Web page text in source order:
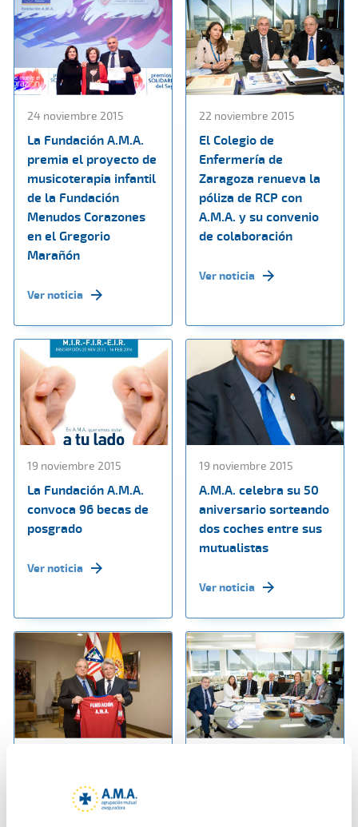
24 noviembre 2015
La Fundación A.M.A.
premia el proyecto de
musicoterapia infantil
de la Fundación
Menudos Corazones
en el Gregorio
Marañón
Ver noticia
22 noviembre 2015
El Colegio de
Enfermería de
Zaragoza renueva la
póliza de RCP con
A.M.A. y su convenio
de colaboración
Ver noticia
19 noviembre 2015
La Fundación A.M.A.
convoca 96 becas de
posgrado
Ver noticia
19 noviembre 2015
A.M.A. celebra su 50
aniversario sorteando
dos coches entre sus
mutualistas
Ver noticia
La Fundación A.M.A.
formará y vinculará